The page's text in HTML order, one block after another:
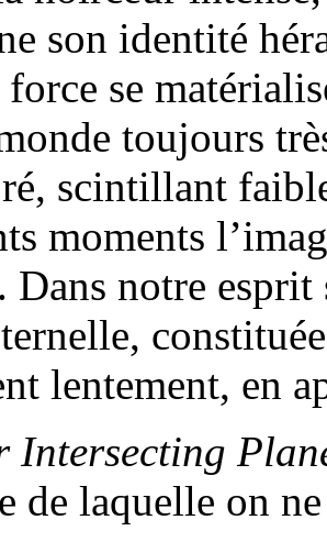
son identité
se
toujours
scintillant
moments
Dans notre esprit
lentement, en
Intersecting
de laquelle on